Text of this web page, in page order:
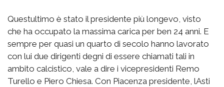
Questultimo è stato il presidente più longevo, visto
che ha occupato la massima carica per ben 24 anni. E
sempre per quasi un quarto di secolo hanno lavorato
con lui due dirigenti degni di essere chiamati tali in
ambito calcistico, vale a dire i vicepresidenti Remo
Turello e Piero Chiesa. Con Piacenza presidente, lAsti